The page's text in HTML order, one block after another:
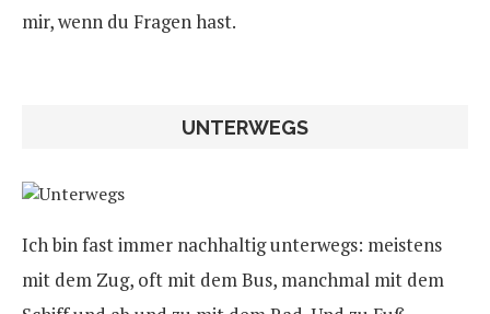
mir, wenn du Fragen hast.
UNTERWEGS
Ich bin fast immer nachhaltig unterwegs: meistens
mit dem Zug, oft mit dem Bus, manchmal mit dem